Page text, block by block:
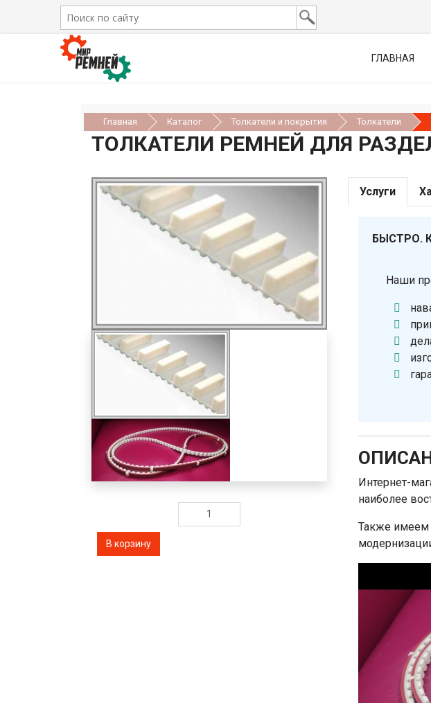
ГЛАВНАЯ
Главная Каталог Толкатели и покрытия Толкатели
ТОЛКАТЕЛИ РЕМНЕЙ ДЛЯ
Услуги
БЫСТРО.
Наши
Интернет-
наиболее
Также имеем